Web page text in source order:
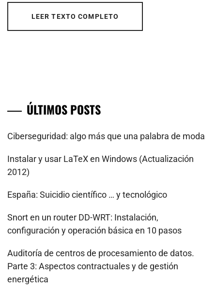
LEER TEXTO COMPLETO
ÚLTIMOS POSTS
Ciberseguridad: algo más que una palabra de moda
Instalar y usar LaTeX en Windows (Actualización
2012)
España: Suicidio científico … y tecnológico
Snort en un router DD-WRT: Instalación,
configuración y operación básica en 10 pasos
Auditoría de centros de procesamiento de datos.
Parte 3: Aspectos contractuales y de gestión
energética